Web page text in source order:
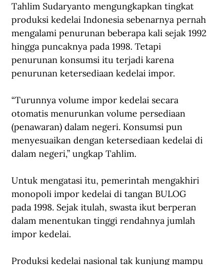
Tahlim Sudaryanto mengungkapkan tingkat
produksi kedelai Indonesia sebenarnya pernah
mengalami penurunan beberapa kali sejak 1992
hingga puncaknya pada 1998. Tetapi
penurunan konsumsi itu terjadi karena
penurunan ketersediaan kedelai impor.
“Turunnya volume impor kedelai secara
otomatis menurunkan volume persediaan
(penawaran) dalam negeri. Konsumsi pun
menyesuaikan dengan ketersediaan kedelai di
dalam negeri,” ungkap Tahlim.
Untuk mengatasi itu, pemerintah mengakhiri
monopoli impor kedelai di tangan BULOG
pada 1998. Sejak itulah, swasta ikut berperan
dalam menentukan tinggi rendahnya jumlah
impor kedelai.
Produksi kedelai nasional tak kunjung mampu